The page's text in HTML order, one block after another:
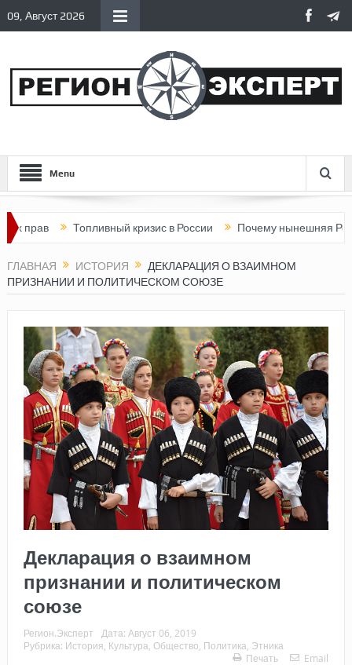
09, Август 2026
Menu
Топливный кризис в России Почему нынешняя Россия
ГЛАВНАЯ ИСТОРИЯ
ДЕКЛАРАЦИЯ О ВЗАИМНОМ
ПРИЗНАНИИ И ПОЛИТИЧЕСКОМ СОЮЗЕ
Декларация о взаимном
признании и политическом
союзе
Регион.Эксперт Дата: Август 06, 2019
Рубрика: История Культура Общество Политика Этника
Печать
Email